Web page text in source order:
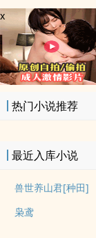
x
热门小说推荐
最近入库小说
兽世养山君[种田]
枭鸢